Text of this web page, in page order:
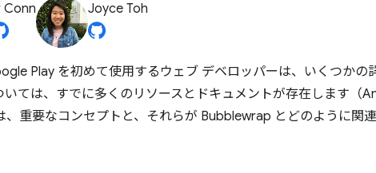
Conn Joyce Toh
Play を初めて使用するウェブ デベロッパーは、いくつかの
いては、すでに多くのリソースとドキュメントが存在します（
、重要なコンセプトと、それらが Bubblewrap とどのように関